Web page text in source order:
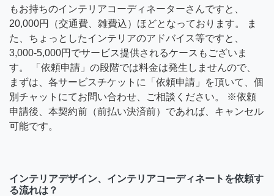
もお持ちのインテリアコーディネーターさんですと、
20,000円（交通費、雑費込）ほどとなっております。 ま
た、ちょっとしたインテリアのアドバイス等ですと、
3,000-5,000円でサービス提供されるケースもございま
す。 「依頼申請」の段階では料金は発生しませんので、
まずは、各サービスチケットに「依頼申請」を頂いて、個
別チャットにてお問い合わせ、ご相談ください。 ※依頼
申請後、本契約前（前払い決済前）であれば、キャンセル
可能です。
インテリアデザイン、インテリアコーディネートを依頼す
る流れは？